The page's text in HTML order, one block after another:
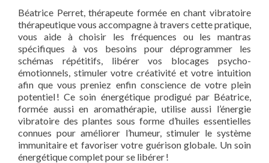
Béatrice Perret, thérapeute formée en chant vibratoire
thérapeutique vous accompagne à travers cette pratique,
vous aide à choisir les fréquences ou les mantras
spécifiques à vos besoins pour déprogrammer les
schémas répétitifs, libérer vos blocages psycho-
émotionnels, stimuler votre créativité et votre intuition
afin que vous preniez enfin conscience de votre plein
potentiel ! Ce soin énergétique prodigué par Béatrice,
formée aussi en aromathérapie, utilise aussi l’énergie
vibratoire des plantes sous forme d’huiles essentielles
connues pour améliorer l’humeur, stimuler le système
immunitaire et favoriser votre guérison globale. Un soin
énergétique complet pour se libérer !